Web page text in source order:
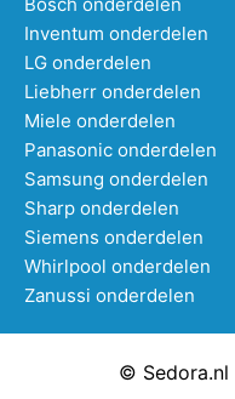
Inventum onderdelen
LG onderdelen
Liebherr onderdelen
Miele onderdelen
Panasonic onderdelen
Samsung onderdelen
Sharp onderdelen
Siemens onderdelen
Whirlpool onderdelen
Zanussi onderdelen
© Sedora.nl |